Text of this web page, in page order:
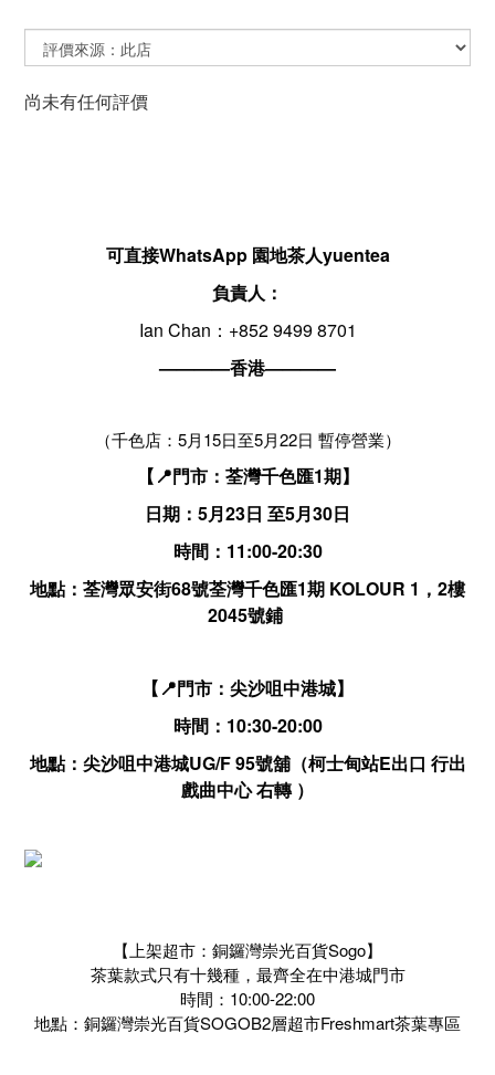
尚未有任何評價
可直接WhatsApp 園地茶人yuentea
負責人：
Ian Chan：+852 9499 8701
————香港————
（千色店：5月15日至5月22日 暫停營業）
【📍門市：荃灣千色匯1期】
日期：5月23日 至5月30日
時間：11:00-20:30
地點：荃灣眾安街68號荃灣千色匯1期 KOLOUR 1，2樓
2045號鋪
【📍門市：尖沙咀中港城】
時間：10:30-20:00
地點：尖沙咀中港城UG/F 95號舖（柯士甸站E出口 行出
戲曲中心 右轉 ）
【上架超市：銅鑼灣崇光百貨Sogo】
茶葉款式只有十幾種，最齊全在中港城門市
時間：10:00-22:00
地點：銅鑼灣崇光百貨SOGOB2層超市Freshmart茶葉專區